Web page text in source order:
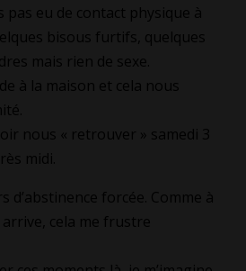
pas eu de contact physique à
bisous furtifs, quelques
mais rien de sexe.
à la maison et cela nous
nous « retrouver » samedi 3
midi.
d’abstinence forcée. Comme à
cela me frustre